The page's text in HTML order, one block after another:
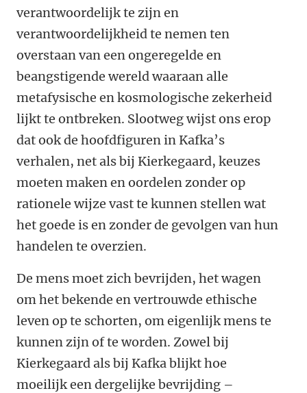
verantwoordelijk te zijn en
verantwoordelijkheid te nemen ten
overstaan van een ongeregelde en
beangstigende wereld waaraan alle
metafysische en kosmologische zekerheid
lijkt te ontbreken. Slootweg wijst ons erop
dat ook de hoofdfiguren in Kafka’s
verhalen, net als bij Kierkegaard, keuzes
moeten maken en oordelen zonder op
rationele wijze vast te kunnen stellen wat
het goede is en zonder de gevolgen van hun
handelen te overzien.
De mens moet zich bevrijden, het wagen
om het bekende en vertrouwde ethische
leven op te schorten, om eigenlijk mens te
kunnen zijn of te worden. Zowel bij
Kierkegaard als bij Kafka blijkt hoe
moeilijk een dergelijke bevrijding –